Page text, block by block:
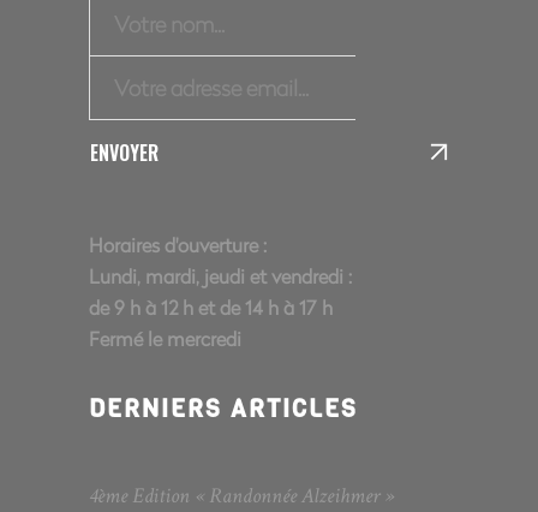
ENVOYER
Horaires d'ouverture :
Lundi, mardi, jeudi et vendredi :
de 9 h à 12 h et de 14 h à 17 h
Fermé le mercredi
DERNIERS ARTICLES
4ème Edition « Randonnée Alzeihmer »